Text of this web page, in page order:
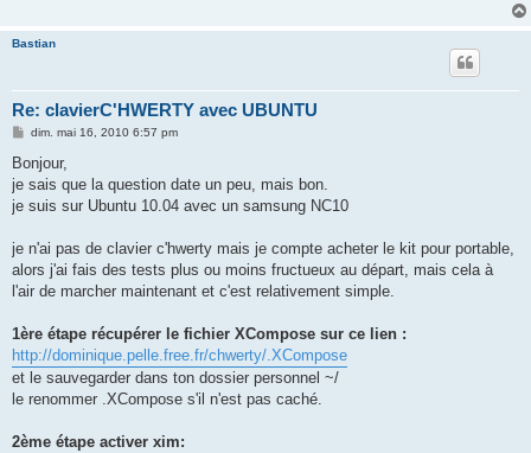
Bastian
Re: clavierC'HWERTY avec UBUNTU
M
s
a
g
dim. mai 16, 2010 6:57 pm
Bonjour,
je sais que la question date un peu, mais bon.
je suis sur Ubuntu 10.04 avec un samsung NC10
je n'ai pas de clavier c'hwerty mais je compte acheter le kit pour portable,
alors j'ai fais des tests plus ou moins fructueux au départ, mais cela à
l'air de marcher maintenant et c'est relativement simple.
1ère étape récupérer le fichier XCompose sur ce lien :
http://dominique.pelle.free.fr/chwerty/.XCompose
et le sauvegarder dans ton dossier personnel ~/
le renommer .XCompose s'il n'est pas caché.
2ème étape activer xim: